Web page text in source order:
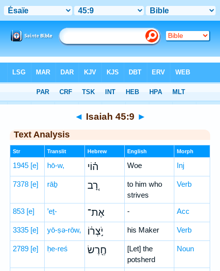
> Isaiah 45:9
◄ Isaiah 45:9 ►
Text Analysis
Str Translit Hebrew English Morph
1945 [e] hō-w, ה֗וֹי Woe Inj
7378 [e] rāḇ רָ֚ב
to him who
strives
Verb
853 [e] ’eṯ- אֶת־ - Acc
3335 [e] yō-ṣə-rōw, יֹ֣צְר֔וֹ his Maker Verb
2789 [e] ḥe-reś חֶ֖רֶשׂ
[Let] the
potsherd
Noun